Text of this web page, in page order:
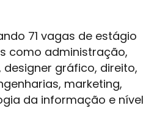
71 vagas de estágio
como administração,
gráfico, direito,
marketing,
da informação e nível